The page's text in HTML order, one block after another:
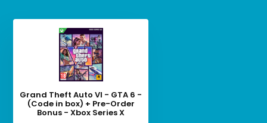
Grand Theft Auto VI - GTA 6 -
(Code in box) + Pre-Order
Bonus - Xbox Series X